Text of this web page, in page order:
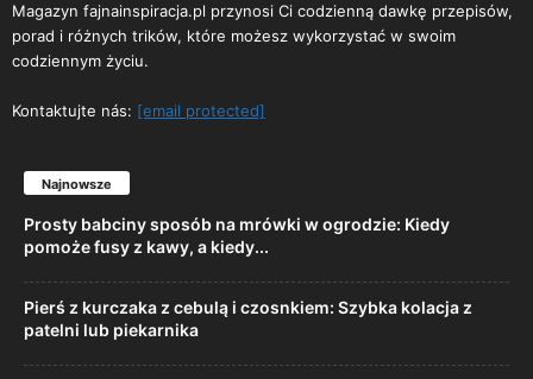
Magazyn fajnainspiracja.pl przynosi Ci codzienną dawkę przepisów,
porad i różnych trików, które możesz wykorzystać w swoim
codziennym życiu.
Kontaktujte nás: [email protected]
Najnowsze
Prosty babciny sposób na mrówki w ogrodzie: Kiedy
pomoże fusy z kawy, a kiedy...
Pierś z kurczaka z cebulą i czosnkiem: Szybka kolacja z
patelni lub piekarnika